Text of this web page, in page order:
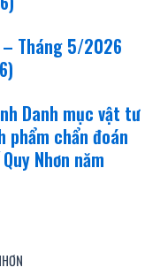
Tháng 5/2026
Danh mục vật tư
chẩn đoán
Nhơn năm